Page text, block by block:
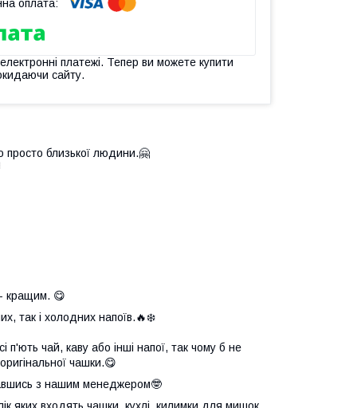
платежі. Тепер ви можете купити
сайту.
близької людини.🤗
кращим. 😋
так і холодних напоїв.🔥❄️
чай, каву або інші напої, так чому б не
чашки.😋
з нашим менеджером🤓
яких входять чашки, кухлі, килимки для мишок,